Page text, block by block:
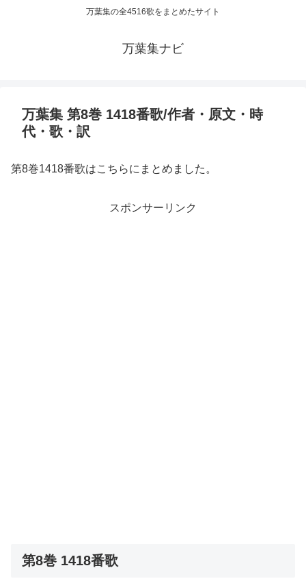
万葉集の全4516歌をまとめたサイト
万葉集ナビ
万葉集 第8巻 1418番歌/作者・原文・時
代・歌・訳
第8巻1418番歌はこちらにまとめました。
スポンサーリンク
第8巻 1418番歌